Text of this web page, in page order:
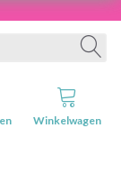
Winkelwagen